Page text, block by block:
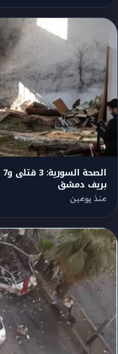
بريف دمشق
منذ يومين